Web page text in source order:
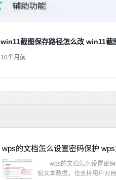
win11截图保存路径怎么改 win11截
10个月前
wps的文档怎么设置密码保护
wps的文档怎么设置密码
辑文本数据，也支持用户对